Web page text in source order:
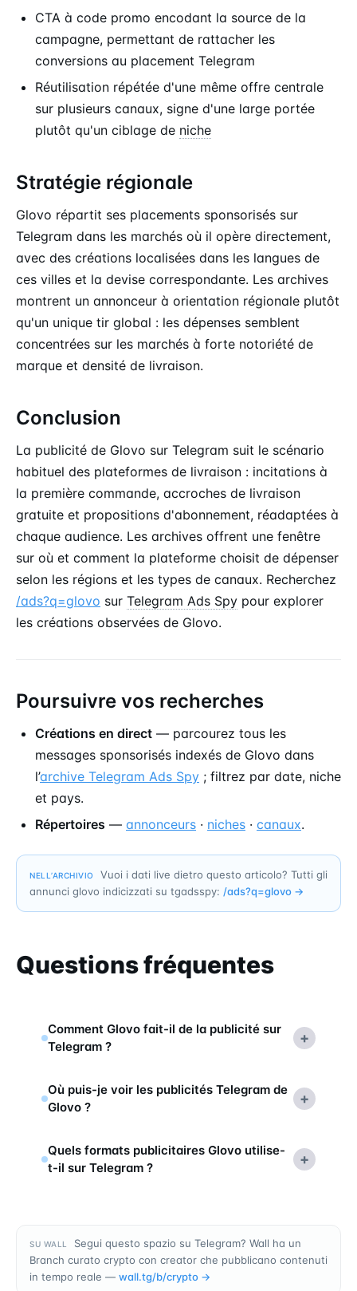
CTA à code promo encodant la source de la
campagne, permettant de rattacher les
conversions au placement Telegram
Réutilisation répétée d'une même offre centrale
sur plusieurs canaux, signe d'une large portée
plutôt qu'un ciblage de niche
Stratégie régionale
Glovo répartit ses placements sponsorisés sur
Telegram dans les marchés où il opère directement,
avec des créations localisées dans les langues de
ces villes et la devise correspondante. Les archives
montrent un annonceur à orientation régionale plutôt
qu'un unique tir global : les dépenses semblent
concentrées sur les marchés à forte notoriété de
marque et densité de livraison.
Conclusion
La publicité de Glovo sur Telegram suit le scénario
habituel des plateformes de livraison : incitations à
la première commande, accroches de livraison
gratuite et propositions d'abonnement, réadaptées à
chaque audience. Les archives offrent une fenêtre
sur où et comment la plateforme choisit de dépenser
selon les régions et les types de canaux. Recherchez
/ads?q=glovo sur Telegram Ads Spy pour explorer
les créations observées de Glovo.
Poursuivre vos recherches
Créations en direct — parcourez tous les
messages sponsorisés indexés de Glovo dans
l’archive Telegram Ads Spy ; filtrez par date, niche
et pays.
Répertoires — annonceurs · niches · canaux.
NELL’ARCHIVIO
Vuoi i dati live dietro questo articolo? Tutti gli
annunci glovo indicizzati su tgadsspy: /ads?q=glovo →
Questions fréquentes
Comment Glovo fait-il de la publicité sur
Telegram ?
+
Où puis-je voir les publicités Telegram de
Glovo ?
+
Quels formats publicitaires Glovo utilise-
t-il sur Telegram ?
+
SU WALL
Segui questo spazio su Telegram? Wall ha un
Branch curato crypto con creator che pubblicano contenuti
in tempo reale — wall.tg/b/crypto →